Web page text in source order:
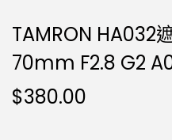
TAMRON HA032
70mm F2.8 G2
$380.00